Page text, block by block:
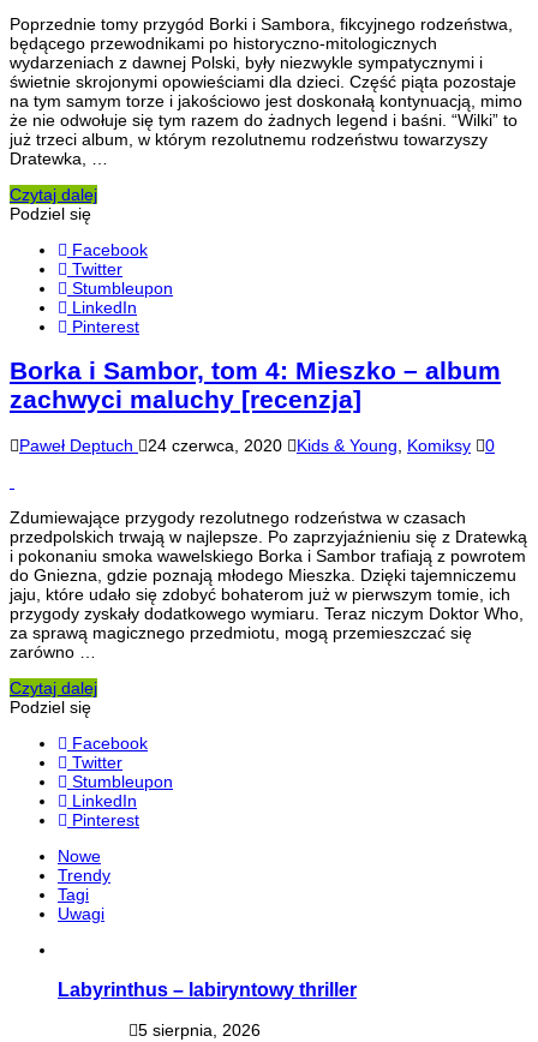
Poprzednie tomy przygód Borki i Sambora, fikcyjnego rodzeństwa,
będącego przewodnikami po historyczno-mitologicznych
wydarzeniach z dawnej Polski, były niezwykle sympatycznymi i
świetnie skrojonymi opowieściami dla dzieci. Część piąta pozostaje
na tym samym torze i jakościowo jest doskonałą kontynuacją, mimo
że nie odwołuje się tym razem do żadnych legend i baśni. “Wilki” to
już trzeci album, w którym rezolutnemu rodzeństwu towarzyszy
Dratewka, …
Czytaj dalej
Podziel się
Facebook
Twitter
Stumbleupon
LinkedIn
Pinterest
Borka i Sambor, tom 4: Mieszko – album
zachwyci maluchy [recenzja]
Paweł Deptuch 24 czerwca, 2020 Kids & Young Komiksy 0
Zdumiewające przygody rezolutnego rodzeństwa w czasach
przedpolskich trwają w najlepsze. Po zaprzyjaźnieniu się z Dratewką
i pokonaniu smoka wawelskiego Borka i Sambor trafiają z powrotem
do Gniezna, gdzie poznają młodego Mieszka. Dzięki tajemniczemu
jaju, które udało się zdobyć bohaterom już w pierwszym tomie, ich
przygody zyskały dodatkowego wymiaru. Teraz niczym Doktor Who,
za sprawą magicznego przedmiotu, mogą przemieszczać się
zarówno …
Czytaj dalej
Podziel się
Facebook
Twitter
Stumbleupon
LinkedIn
Pinterest
Nowe
Trendy
Tagi
Uwagi
Labyrinthus – labiryntowy thriller
5 sierpnia, 2026